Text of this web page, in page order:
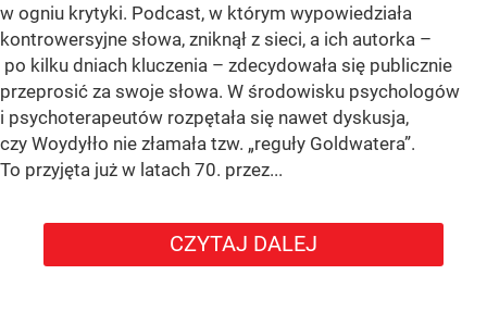
w ogniu krytyki. Podcast, w którym wypowiedziała
kontrowersyjne słowa, zniknął z sieci, a ich autorka –
po kilku dniach kluczenia – zdecydowała się publicznie
przeprosić za swoje słowa. W środowisku psychologów
i psychoterapeutów rozpętała się nawet dyskusja,
czy Woydyłło nie złamała tzw. „reguły Goldwatera”.
To przyjęta już w latach 70. przez...
CZYTAJ DALEJ